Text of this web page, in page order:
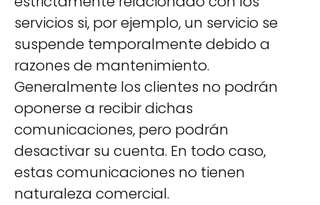
servicios si, por ejemplo, un servicio se
suspende temporalmente debido a
razones de mantenimiento.
Generalmente los clientes no podrán
oponerse a recibir dichas
comunicaciones, pero podrán
desactivar su cuenta. En todo caso,
estas comunicaciones no tienen
naturaleza comercial.